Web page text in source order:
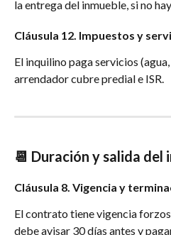
la entrega del inmueble, si no
Cláusula 12. Impuestos y
El inquilino paga servicios (agua,
arrendador cubre predial e ISR.
📆 Duración y salida del
Cláusula 8. Vigencia y
El contrato tiene vigencia
debe avisar 30 días antes y